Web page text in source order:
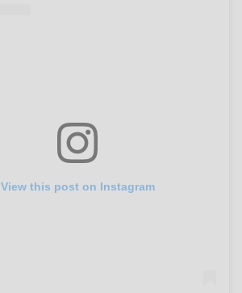
View this post on Instagram